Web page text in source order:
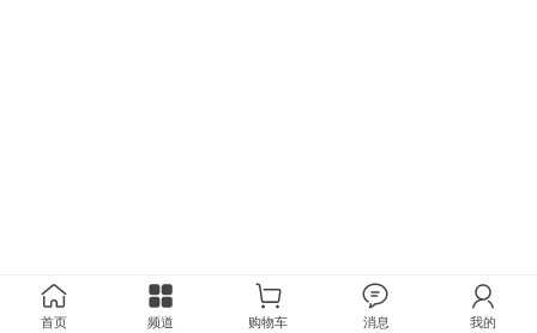
首页 频道 购物车 消息 我的